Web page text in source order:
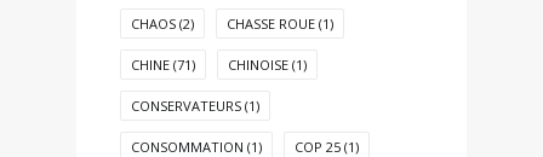
CHAOS (2) CHASSE ROUE (1)
CHINE (71) CHINOISE (1)
CONSERVATEURS (1)
CONSOMMATION (1) COP 25 (1)